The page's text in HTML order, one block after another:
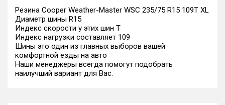
Резина Cooper Weather-Master WSC 235/75 R15 109T XL
Диаметр шины R15
Индекс скорости у этих шин T
Индекс нагрузки составляет 109
Шины это один из главных выборов вашей
комфортной езды на авто
Наши менеджеры всегда помогут подобрать
наилучший вариант для Вас.